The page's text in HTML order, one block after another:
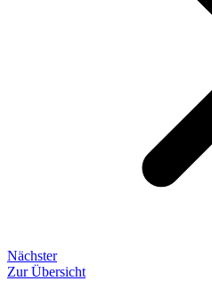
Nächster
Zur Übersicht